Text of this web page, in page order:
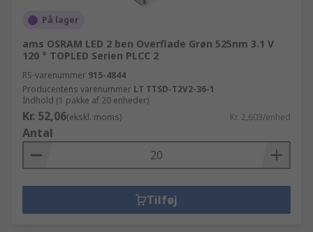
På lager
ams OSRAM LED 2 ben Overflade Grøn 525nm 3.1 V
120 ° TOPLED Serien PLCC 2
RS-varenummer 915-4844
Producentens varenummer LT TTSD-T2V2-36-1
Indhold (1 pakke af 20 enheder)
Kr. 52,06(ekskl. moms) Kr. 2,603/enhed
Antal
Tilføj